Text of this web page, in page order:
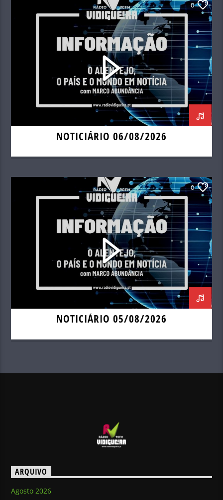
0
NOTICIÁRIO 06/08/2026
0
NOTICIÁRIO 05/08/2026
ARQUIVO
Agosto 2026